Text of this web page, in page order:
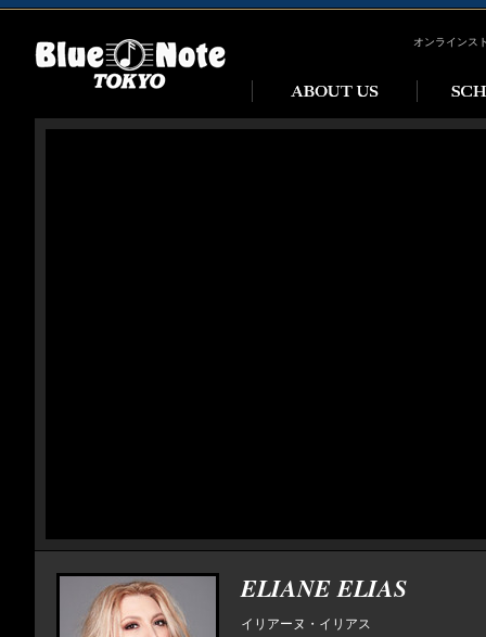
オンラインス
ELIANE ELIAS
イリアーヌ・イリアス